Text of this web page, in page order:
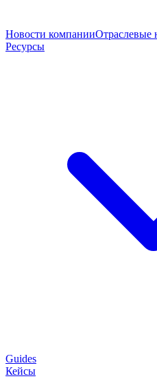
Новости компанииОтраслевые
Ресурсы
Guides
Кейсы